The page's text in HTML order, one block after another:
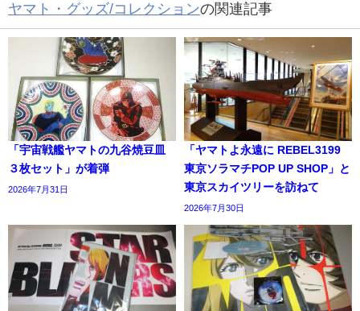
ヤマト・グッズ/コレクションの関連記事
「宇宙戦艦ヤマトの九谷焼豆皿
３枚セット」が着弾
2026年7月31日
「ヤマトよ永遠に REBEL3199
東京ソラマチPOP UP SHOP」と
東京スカイツリーを訪ねて
2026年7月30日